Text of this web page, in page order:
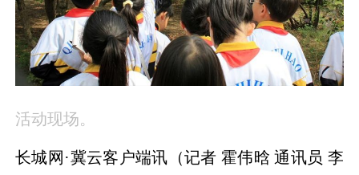
活动现场。
长城网·冀云客户端讯（记者 霍伟晗 通讯员 李